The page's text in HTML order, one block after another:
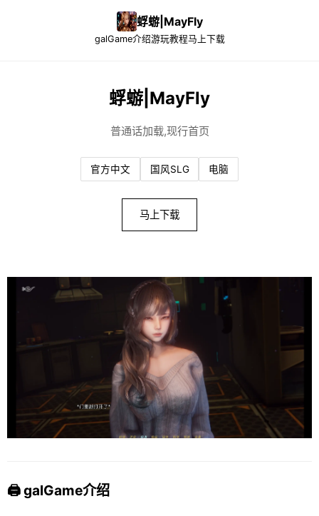
蜉蝣|MayFly
galGame介绍游玩教程马上下载
蜉蝣|MayFly
普通话加载,现行首页
官方中文 国风SLG 电脑
马上下载
🖨️ galGame介绍